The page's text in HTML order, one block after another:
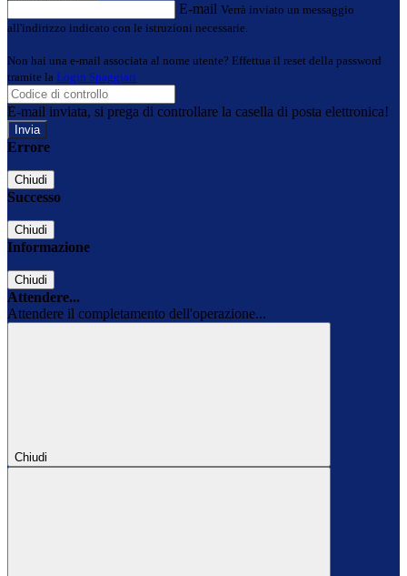
E-mail Verrà inviato un messaggio
all'indirizzo indicato con le istruzioni necessarie.
Non hai una e-mail associata al nome utente? Effettua il reset della password
tramite la Login Spaggiari
E-mail inviata, si prega di controllare la casella di posta elettronica!
Errore
Chiudi
Successo
Chiudi
Informazione
Chiudi
Attendere...
Attendere il completamento dell'operazione...
Chiudi